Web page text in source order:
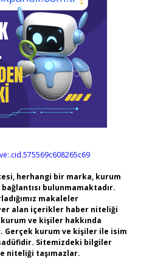
herhangi bir marka, kurum
bulunmamaktadır.
makaleler
alan içerikler haber niteliği
ve kişiler hakkında
Gerçek kurum ve kişiler ile isim
Sitemizdeki bilgiler
niteliği taşımazlar.